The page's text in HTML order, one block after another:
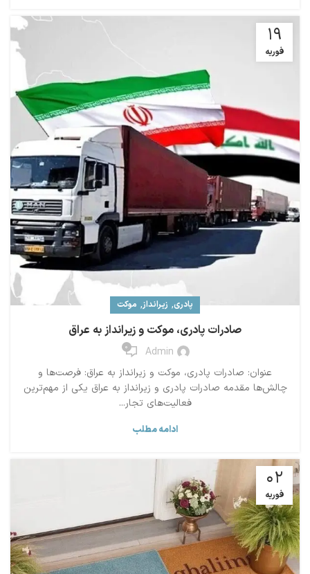
19
فوریه
پادری, زیرانداز, موکت
صادرات پادری، موکت و زیرانداز به عراق
Admin
0
عنوان: صادرات پادری، موکت و زیرانداز به عراق: فرصت‌ها و
چالش‌ها مقدمه صادرات پادری و زیرانداز به عراق یکی از مهم‌ترین
فعالیت‌های تجار...
ادامه مطلب
02
فوریه